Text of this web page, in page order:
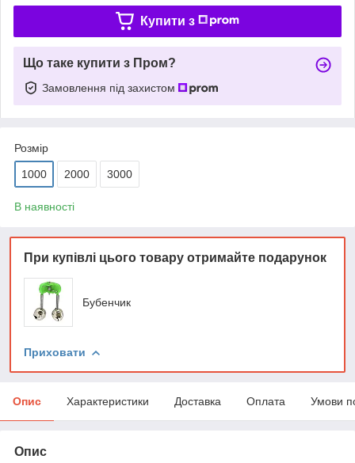
Купити з
Що таке купити з Пром?
Замовлення під захистом
Розмір
1000 2000 3000
В наявності
При купівлі цього товару отримайте подарунок
Бубенчик
Приховати
Опис Характеристики Доставка Оплата Умови
Опис